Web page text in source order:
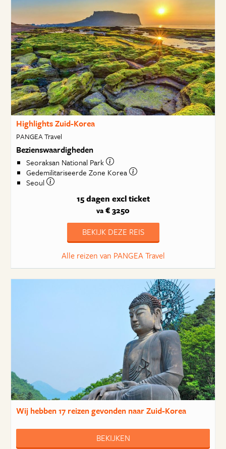
Highlights Zuid-Korea
PANGEA Travel
Bezienswaardigheden
Seoraksan National Park
Gedemilitariseerde Zone Korea
Seoul
15 dagen excl ticket
va € 3250
BEKIJK DEZE REIS
Alle reizen van PANGEA Travel
Wij hebben17 reizengevonden naar Zuid-Korea
BEKIJKEN